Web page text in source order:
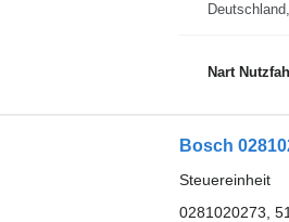
Nart
Bosch
Steuereinheit
0281020273,